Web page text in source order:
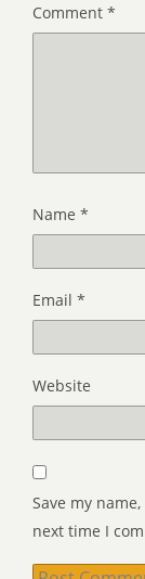
Comment *
Name *
Email *
Website
Save my
next time I